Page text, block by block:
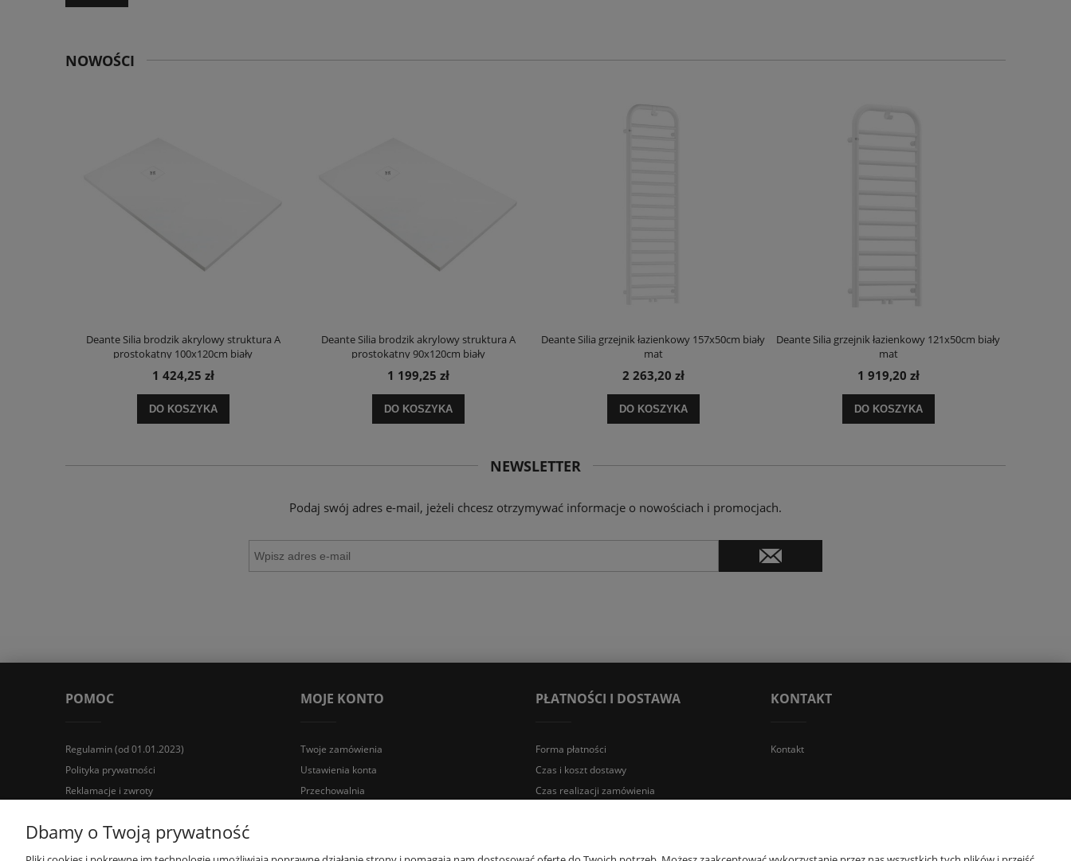
NOWOŚCI
Deante Silia brodzik akrylowy struktura A
prostokątny 100x120cm biały
1 424,25 zł
DO KOSZYKA
Deante Silia brodzik akrylowy struktura A
prostokątny 90x120cm biały
1 199,25 zł
DO KOSZYKA
Deante Silia grzejnik łazienkowy 157x50cm biały
mat
2 263,20 zł
DO KOSZYKA
Deante Silia grzejnik łazienkowy 121x50cm biały
mat
1 919,20 zł
DO KOSZYKA
NEWSLETTER
Podaj swój adres e-mail, jeżeli chcesz otrzymywać informacje o nowościach i promocjach.
POMOC
Regulamin (od 01.01.2023)
Polityka prywatności
Reklamacje i zwroty
MOJE KONTO
Twoje zamówienia
Ustawienia konta
Przechowalnia
PŁATNOŚCI I DOSTAWA
Forma płatności
Czas i koszt dostawy
Czas realizacji zamówienia
KONTAKT
Kontakt
Wyposażenie łazienek Łazienki.eco | Pawła 23, 41-708 Ruda Śląska | E-mail: sklep@lazienki.eco | Tel.: 600 012 164 lub 600 012 159 | TGS Przemysław Stoń | NIP: 6312213594 | REGON: 276403698
Dbamy o Twoją prywatność